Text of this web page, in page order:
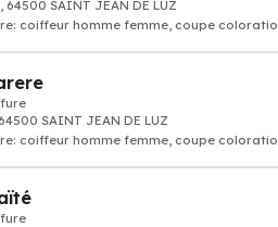
64500 SAINT JEAN DE LUZ
coiffeur homme femme, coupe
SAINT JEAN DE LUZ
coiffeur homme femme, coupe